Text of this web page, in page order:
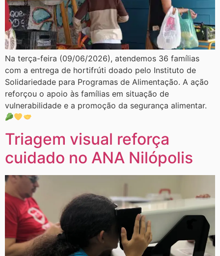
Na terça-feira (09/06/2026), atendemos 36 famílias
com a entrega de hortifrúti doado pelo Instituto de
Solidariedade para Programas de Alimentação. A ação
reforçou o apoio às famílias em situação de
vulnerabilidade e a promoção da segurança alimentar.
Triagem visual reforça
cuidado no ANA Nilópolis